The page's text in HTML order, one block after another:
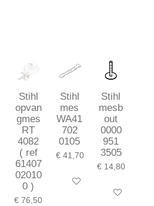
Stihl
opvan
gmes
RT
4082
( ref
61407
02010
0 )
€ 76,50
Stihl
mes
WA41
702
0105
€ 41,70
In winkelwagen
Stihl
mesb
out
0000
951
3505
€ 14,80
In winkelwagen